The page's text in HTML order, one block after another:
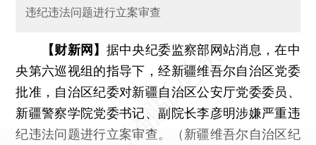
违纪违法问题进行立案审查
【财新网】 据中央纪委监察部网站消息，在中
央第六巡视组的指导下，经新疆维吾尔自治区党委
批准，自治区纪委对新疆自治区公安厅党委委员、
新疆警察学院党委书记、副院长李彦明涉嫌严重违
纪违法问题进行立案审查。（新疆维吾尔自治区纪